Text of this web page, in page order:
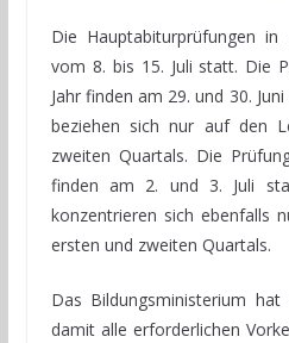
Die Hauptabiturprüfungen in
vom 8. bis 15. Juli statt. Die
Jahr finden am 29. und 30.
beziehen sich nur auf den
zweiten Quartals. Die
finden am 2. und 3. Juli
konzentrieren sich ebenfalls
ersten und zweiten Quartals.
Das Bildungsministerium
damit alle erforderlichen